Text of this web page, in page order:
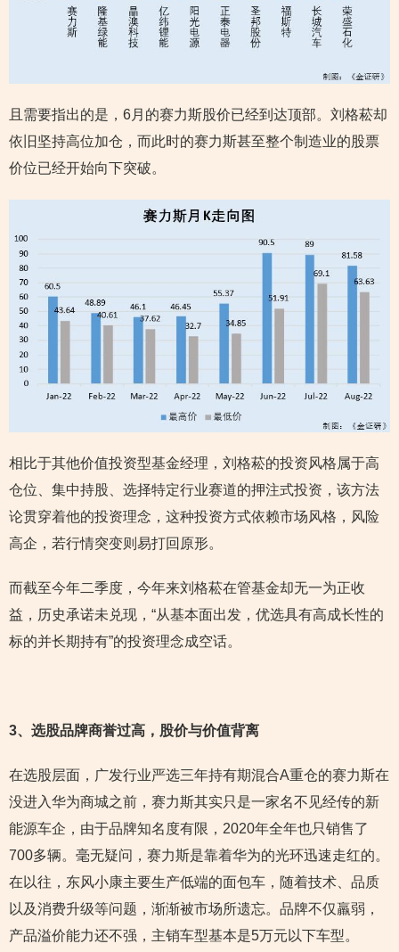
且需要指出的是，6月的赛力斯股价已经到达顶部。刘格菘却
依旧坚持高位加仓，而此时的赛力斯甚至整个制造业的股票
价位已经开始向下突破。
相比于其他价值投资型基金经理，刘格菘的投资风格属于高
仓位、集中持股、选择特定行业赛道的押注式投资，该方法
论贯穿着他的投资理念，这种投资方式依赖市场风格，风险
高企，若行情突变则易打回原形。
而截至今年二季度，今年来刘格菘在管基金却无一为正收
益，历史承诺未兑现，“从基本面出发，优选具有高成长性的
标的并长期持有”的投资理念成空话。
3、选股品牌商誉过高，股价与价值背离
在选股层面，广发行业严选三年持有期混合A重仓的赛力斯在
没进入华为商城之前，赛力斯其实只是一家名不见经传的新
能源车企，由于品牌知名度有限，2020年全年也只销售了
700多辆。毫无疑问，赛力斯是靠着华为的光环迅速走红的。
在以往，东风小康主要生产低端的面包车，随着技术、品质
以及消费升级等问题，渐渐被市场所遗忘。品牌不仅羸弱，
产品溢价能力还不强，主销车型基本是5万元以下车型。